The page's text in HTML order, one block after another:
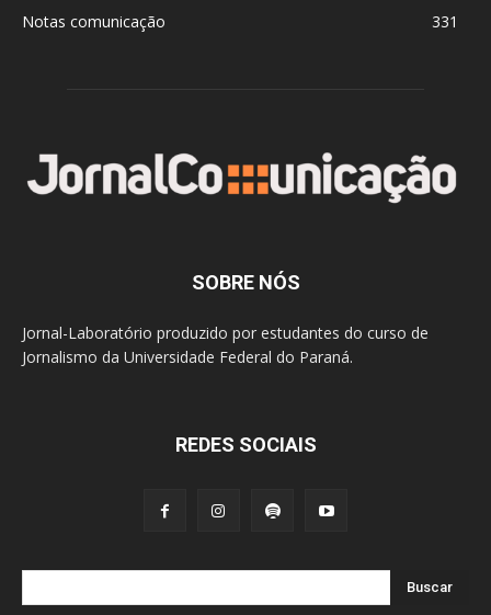
Notas comunicação
331
SOBRE NÓS
Jornal-Laboratório produzido por estudantes do curso de
Jornalismo da Universidade Federal do Paraná.
REDES SOCIAIS
Buscar